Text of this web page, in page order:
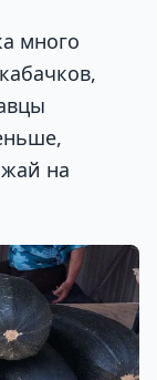
много
на